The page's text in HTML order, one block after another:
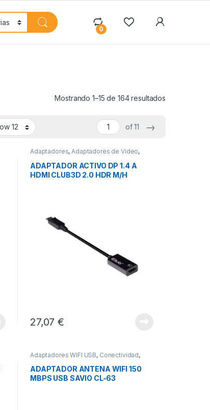
0
Mostrando 1–15 de 164 resultados
of 11 →
Adaptadores,Adaptadores de Video,
Conectividad
ADAPTADOR ACTIVO DP 1.4 A
HDMI CLUB3D 2.0 HDR M/H
27,07€
Adaptadores WIFI USB, Conectividad,
ADAPTADOR ANTENA WIFI 150
MBPS USB SAVIO CL-63